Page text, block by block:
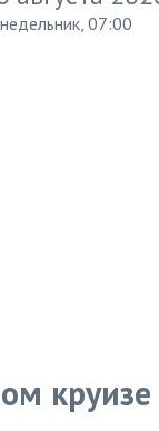
07:00
круизе